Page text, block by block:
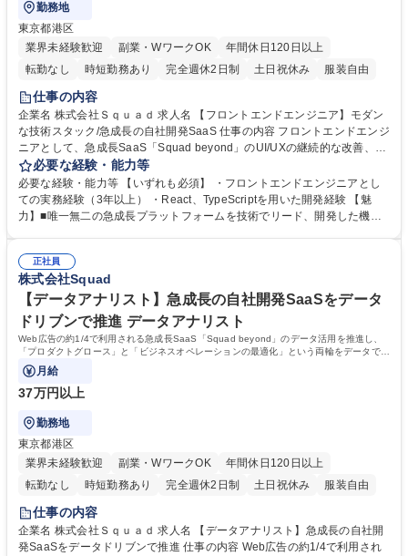
勤務地
東京都港区
業界未経験歓迎
副業・WワークOK
年間休日120日以上
転勤なし
時短勤務あり 完全週休2日制 土日祝休み 服装自由
仕事の内容
企業名 株式会社Ｓｑｕａｄ 求人名 【フロントエンドエンジニア】モダン
な技術スタック/急成長の自社開発SaaS 仕事の内容 フロントエンドエンジ
ニアとして、急成長SaaS「Squad beyond」のUI/UXの継続的な改善、新
機能の開発、そして技術的な土台の強化に携わります。 React/TypeScript
を中心としたモダンな技術スタックを用い、UI/UXの設計・実装から、技
術選定、アーキテクチャ設計まで、裁量を持ってリードしていただきま
す。■Web UI/UXの設計・開発（UI構築/コンポーネント設計/モダンなフロ
業務全般 募集職種 【フロントエンドエンジニア】モダンな技術スタック/
急成長の自社開発SaaS
必要な経験・能力等
必要な経験・能力等 【いずれも必須】 ・フロントエンドエンジニアとし
ての実務経験（3年以上） ・React、TypeScriptを用いた開発経験 【魅
力】■唯一無二の急成長プラットフォームを技術でリード、開発した機能
値アップ ■柔軟に職種を超えて議論できるフラットな環境。ビル1階の「S
quad Base Cafe」を無料で利用可能◎ 学歴・資格 学歴：大学院 大学 高
専 短大 専修学校 高校 語学力： 資格：
正社員
株式会社Squad
【データアナリスト】急成長の自社開発SaaSをデータ
ドリブンで推進 データアナリスト
Web広告の約1/4で利用される急成長SaaS「Squad beyond」のデータ活用を推進し、
「プロダクトグロース」と「ビジネスオペレーションの最適化」という両輪をデータで支
えることがミッションです。
月給
37万円以上
勤務地
東京都港区
業界未経験歓迎
副業・WワークOK
年間休日120日以上
転勤なし
時短勤務あり 完全週休2日制 土日祝休み 服装自由
仕事の内容
企業名 株式会社Ｓｑｕａｄ 求人名 【データアナリスト】急成長の自社開
発SaaSをデータドリブンで推進 仕事の内容 Web広告の約1/4で利用され